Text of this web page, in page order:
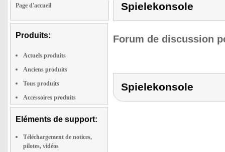
Page d'accueil
Produits:
Actuels produits
Anciens produits
Tous produits
Accessoires produits
Eléments de support:
Téléchargement de notices,
pilotes, vidéos
Spielekonsole
Forum de discussion
Spielekonsole